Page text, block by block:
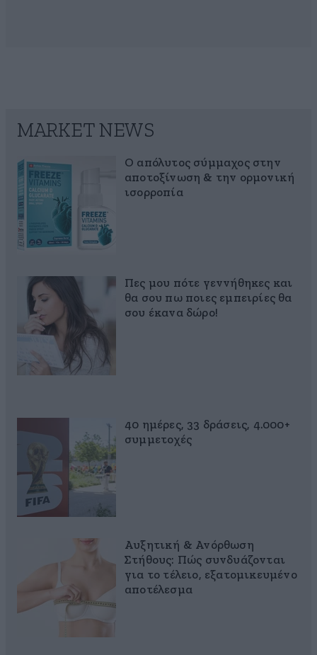
MARKET NEWS
Ο απόλυτος σύμμαχος στην
αποτοξίνωση & την ορμονική
ισορροπία
Πες μου πότε γεννήθηκες και
θα σου πω ποιες εμπειρίες θα
σου έκανα δώρο!
40 ημέρες, 33 δράσεις, 4.000+
συμμετοχές
Αυξητική & Ανόρθωση
Στήθους: Πώς συνδυάζονται
για το τέλειο, εξατομικευμένο
αποτέλεσμα